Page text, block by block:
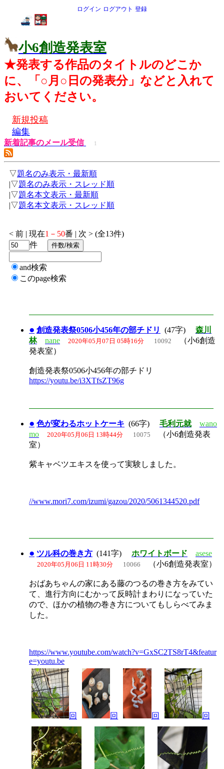
ログイン ログアウト 登録
小6創造発表室
★発表する作品のタイトルのどこか
に、「○月○日の発表分」などと入れて
おいてください。
新規投稿
編集
新着記事のメール受信 1
▽題名のみ表示・最新順
|▽題名のみ表示・スレッド順
|▽題名本文表示・最新順
|▽題名本文表示・スレッド順
< 前 | 現在1－50番 | 次 > (全13件)
件
and検索
このpage検索
● 創造発表祭0506小456年の部チドリ (47字) 森川
林
nane 2020年05月07日 05時16分 10092
（小6創造
発表室）
創造発表祭0506小456年の部チドリ
https://youtu.be/i3XTfsZT96g
● 色が変わるホットケーキ (66字) 毛利元就
wano
mo
2020年05月06日 13時44分 10075
（小6創造発表
室）
紫キャベツエキスを使って実験しました。
//www.mori7.com/izumi/gazou/2020/5061344520.pdf
● ツル科の巻き方 (141字) ホワイトボード asese
2020年05月06日 11時30分 10066 （小6創造発表室）
おばあちゃんの家にある藤のつるの巻き方をみてい
て、進行方向にむかって反時計まわりになっていた
ので、ほかの植物の巻き方についてもしらべてみま
した。
https://www.youtube.com/watch?v=GxSC2TS8rT4&featur
e=youtu.be
回 回 回 回